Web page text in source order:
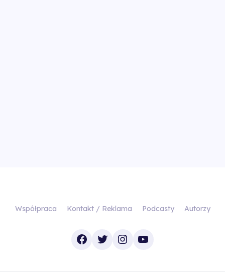
Współpraca Kontakt / Reklama Podcasty Autorzy
Facebook
TwitterInstagram
YouTube